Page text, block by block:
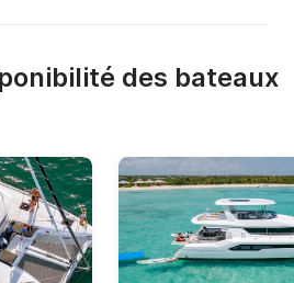
des bateaux